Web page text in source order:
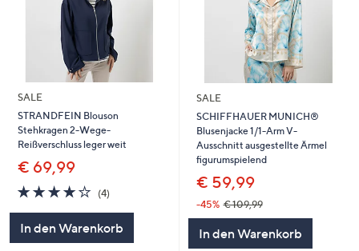
SALE
STRANDFEIN Blouson
Stehkragen 2-Wege-
Reißverschluss leger weit
€ 69,99
3.8
von
(4)4
In den Warenkorb
SALE
SCHIFFHAUER MUNICH®
Blusenjacke 1/1-Arm V-
Ausschnitt ausgestellte Ärmel
figurumspielend
€ 59,99
-45% € 109,99
In den Warenkorb